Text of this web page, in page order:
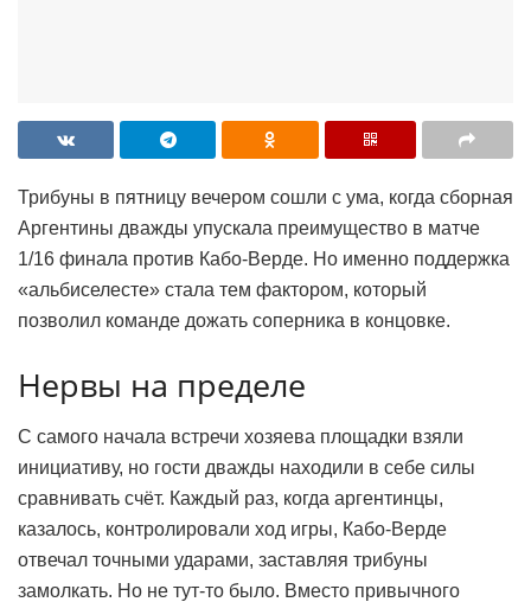
Трибуны в пятницу вечером сошли с ума, когда сборная
Аргентины дважды упускала преимущество в матче
1/16 финала против Кабо-Верде. Но именно поддержка
«альбиселесте» стала тем фактором, который
позволил команде дожать соперника в концовке.
Нервы на пределе
С самого начала встречи хозяева площадки взяли
инициативу, но гости дважды находили в себе силы
сравнивать счёт. Каждый раз, когда аргентинцы,
казалось, контролировали ход игры, Кабо-Верде
отвечал точными ударами, заставляя трибуны
замолкать. Но не тут-то было. Вместо привычного